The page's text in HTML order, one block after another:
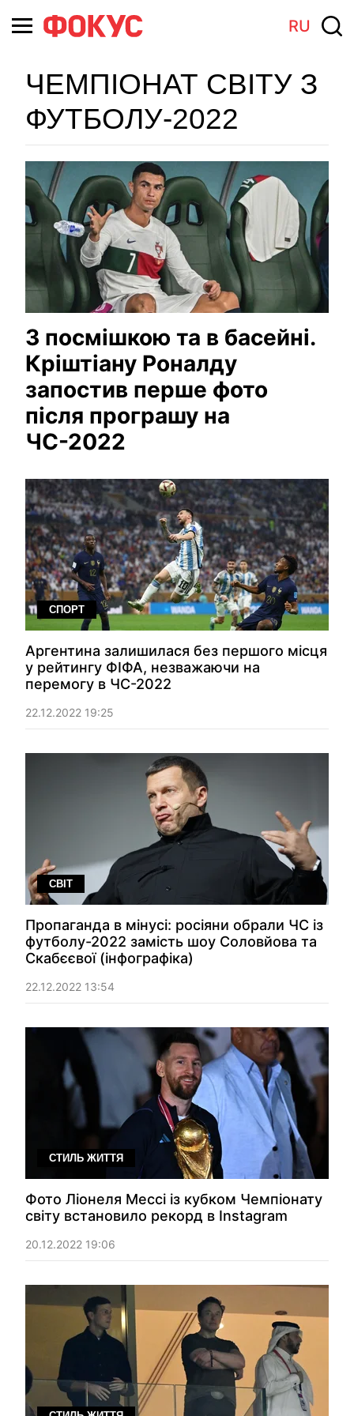
RU
ЧЕМПІОНАТ СВІТУ З
ФУТБОЛУ-2022
З посмішкою та в басейні.
Кріштіану Роналду
запостив перше фото
після програшу на
ЧС-2022
СПОРТ
Аргентина залишилася без першого місця
у рейтингу ФІФА, незважаючи на
перемогу в ЧС-2022
22.12.2022 19:25
СВІТ
Пропаганда в мінусі: росіяни обрали ЧС із
футболу-2022 замість шоу Соловйова та
Скабєєвої (інфографіка)
22.12.2022 13:54
СТИЛЬ ЖИТТЯ
Фото Ліонеля Мессі із кубком Чемпіонату
світу встановило рекорд в Instagram
20.12.2022 19:06